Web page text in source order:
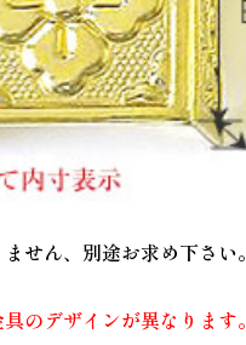
せん、別途お求め下さい。
のデザインが異なります。